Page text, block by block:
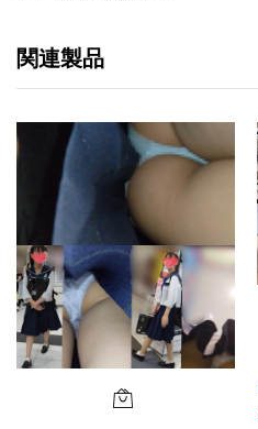
関連製品